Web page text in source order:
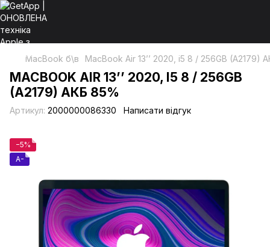
MacBook б\в MacBook Air 13’’ 2020, i5 8 / 256GB (A2179)
MACBOOK AIR 13’’ 2020, I5 8 / 256GB
(A2179) АКБ 85%
Артикул: 2000000086330 Написати відгук
−5%
A-